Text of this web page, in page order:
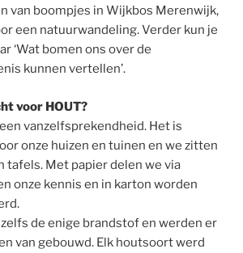
van boompjes in Wijkbos Merenwijk,
een natuurwandeling. Verder kun je
‘Wat bomen ons over de
kunnen vertellen’.
voor HOUT?
vanzelfsprekendheid. Het is
onze huizen en tuinen en we zitten
tafels. Met papier delen we via
onze kennis en in karton worden
de enige brandstof en werden er
van gebouwd. Elk houtsoort werd